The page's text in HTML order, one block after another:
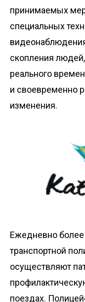
принимаемых
специальных
скопления
реального
и своевременно
изменения.
Ежедневно
транспортной
осуществляют
поездах.